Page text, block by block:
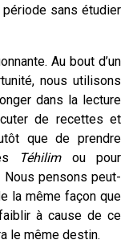
sans étudier
Au bout d’un
nous utilisons
dans la lecture
de recettes et
que de prendre
Téhilimou pour
Nous pensons peut-
la même façon que
à cause de ce
le même destin.